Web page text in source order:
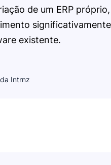
de um ERP
existente.
Intrnz